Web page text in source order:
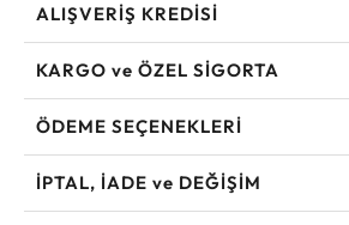
ALIŞVERİŞ KREDİSİ
KARGO ve ÖZEL SİGORTA
ÖDEME SEÇENEKLERİ
İPTAL, İADE ve DEĞİŞİM